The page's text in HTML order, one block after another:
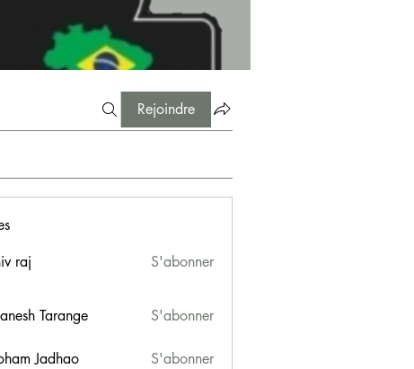
Rejoindre
raj
S'abonner
Tarange S'abonner
Jadhao S'abonner